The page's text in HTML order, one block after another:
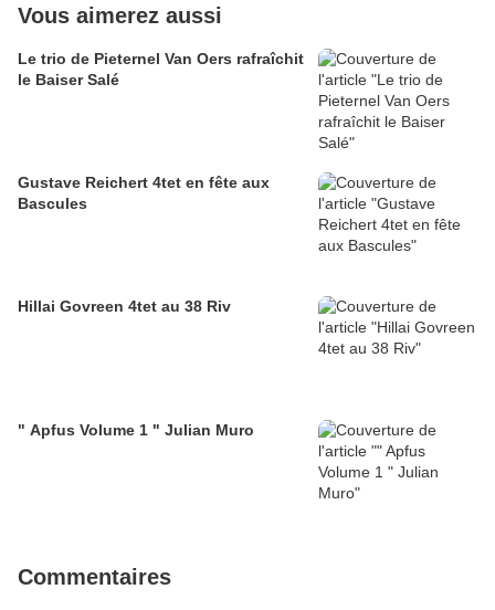
Vous aimerez aussi
Le trio de Pieternel Van Oers rafraîchit
le Baiser Salé
Gustave Reichert 4tet en fête aux
Bascules
Hillai Govreen 4tet au 38 Riv
" Apfus Volume 1 " Julian Muro
Commentaires